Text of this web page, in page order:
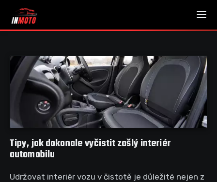
Tipy, jak dokonale vyčistit zašlý interiér
automobilu
Udržovat interiér vozu v čistotě je důležité nejen z